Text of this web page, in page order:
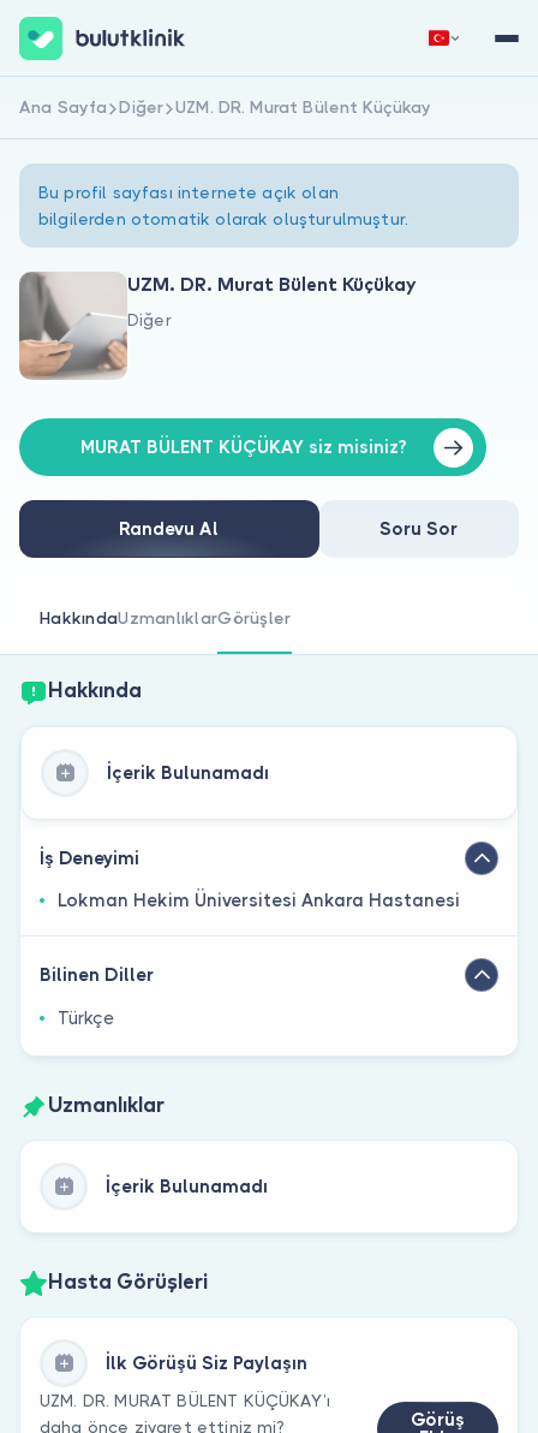
Hakkımızda
Doktorlar için
Doktor musunuz?
Hemen Kaydol Giriş Yap
Ana Sayfa Diğer UZM. DR. Murat Bülent Küçükay
Bu profil sayfası internete açık olan
bilgilerden otomatik olarak oluşturulmuştur.
UZM. DR. Murat Bülent Küçükay
Diğer
MURAT BÜLENT KÜÇÜKAY siz misiniz?
Randevu Al Soru Sor
HakkındaUzmanlıklarGörüşler
Hakkında
İçerik Bulunamadı
İş Deneyimi
Lokman Hekim Üniversitesi Ankara Hastanesi
Bilinen Diller
Türkçe
Uzmanlıklar
İçerik Bulunamadı
Hasta Görüşleri
İlk Görüşü Siz Paylaşın
UZM. DR. MURAT BÜLENT KÜÇÜKAY’ı
daha önce ziyaret ettiniz mi?
Görüş